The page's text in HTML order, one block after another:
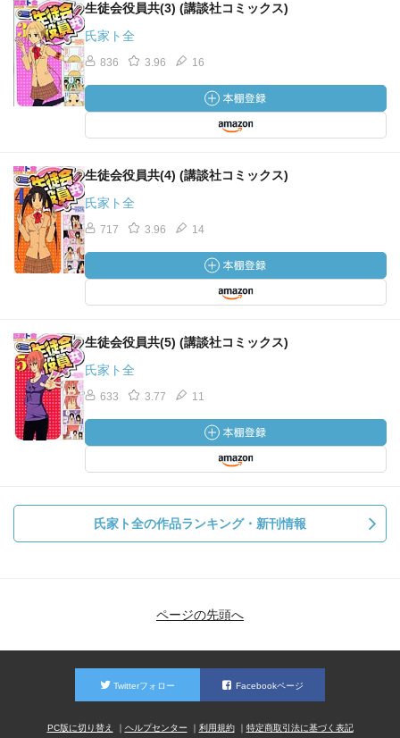
生徒会役員共(3) (講談社コミックス)
氏家ト全
836 3.96 16
生徒会役員共(4) (講談社コミックス)
氏家ト全
717 3.96 14
生徒会役員共(5) (講談社コミックス)
氏家ト全
633 3.77 11
氏家ト全の作品ランキング・新刊情報
ページの先頭へ
Twitterフォロー Facebookページ
PC版に切り替え ヘルプセンター 利用規約 特定商取引法に基づく表記